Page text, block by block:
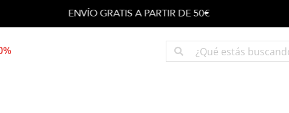
ENVÍO GRATIS A PARTIR DE 50€